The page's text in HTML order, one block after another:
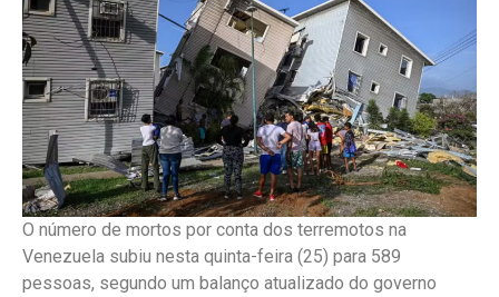
O número de mortos por conta dos terremotos na
Venezuela subiu nesta quinta-feira (25) para 589
pessoas, segundo um balanço atualizado do governo